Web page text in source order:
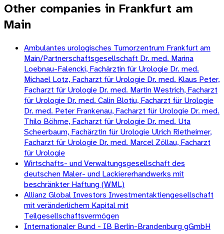
Other companies in Frankfurt am
Main
Ambulantes urologisches Tumorzentrum Frankfurt am
Main/Partnerschaftsgesellschaft Dr. med. Marina
Loebnau-Falencki, Fachärztin für Urologie Dr. med.
Michael Lotz, Facharzt für Urologie Dr. med. Klaus Peter,
Facharzt für Urologie Dr. med. Martin Westrich, Facharzt
für Urologie Dr. med. Calin Blotiu, Facharzt für Urologie
Dr. med. Peter Frankenau, Facharzt für Urologie Dr. med.
Thilo Böhme, Facharzt für Urologie Dr. med. Uta
Scheerbaum, Fachärztin für Urologie Ulrich Rietheimer,
Facharzt für Urologie Dr. med. Marcel Zöllau, Facharzt
für Urologie
Wirtschafts- und Verwaltungsgesellschaft des
deutschen Maler- und Lackiererhandwerks mit
beschränkter Haftung (WML)
Allianz Global Investors Investmentaktiengesellschaft
mit veränderlichem Kapital mit
Teilgesellschaftsvermögen
Internationaler Bund - IB Berlin-Brandenburg gGmbH